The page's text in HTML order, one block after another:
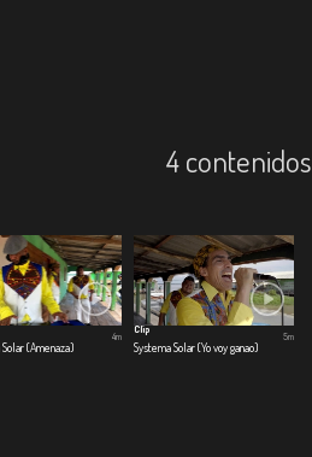
4 contenidos
(Amenaza)
4m
Clip
Systema Solar (Yo voy ganao)
5m